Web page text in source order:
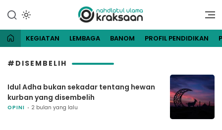
konten
NU Kraksaan
Website Resmi Pengurus
Kraksaan
KEGIATAN LEMBAGA BANOM PROFIL PENDIDIKAN
#DISEMBELIH
Idul Adha bukan sekadar tentang hewan
kurban yang disembelih
OPINI 2 bulan yang lalu